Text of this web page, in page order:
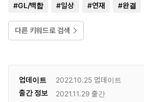
#GL/백합 #일상 #연재 #완결
다른 키워드로 검색
업데이트 2022.10.25 업데이트
출간 정보
2021.11.29 출간